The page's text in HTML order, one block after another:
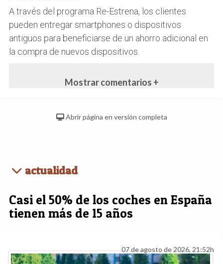
A través del programa Re-Estrena, los clientes
pueden entregar smartphones o dispositivos
antiguos para beneficiarse de un ahorro adicional en
la compra de nuevos dispositivos.
Mostrar comentarios +
Abrir página en versión completa
actualidad
Casi el 50% de los coches en España
tienen más de 15 años
07 de agosto de 2026, 21:52h